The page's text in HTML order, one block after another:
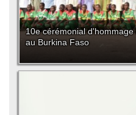
10e cérémonial
au Burkina Faso